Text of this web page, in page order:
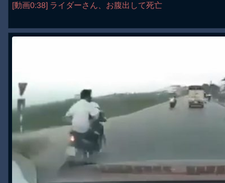
[動画0:38] ライダーさん、お腹出して死亡